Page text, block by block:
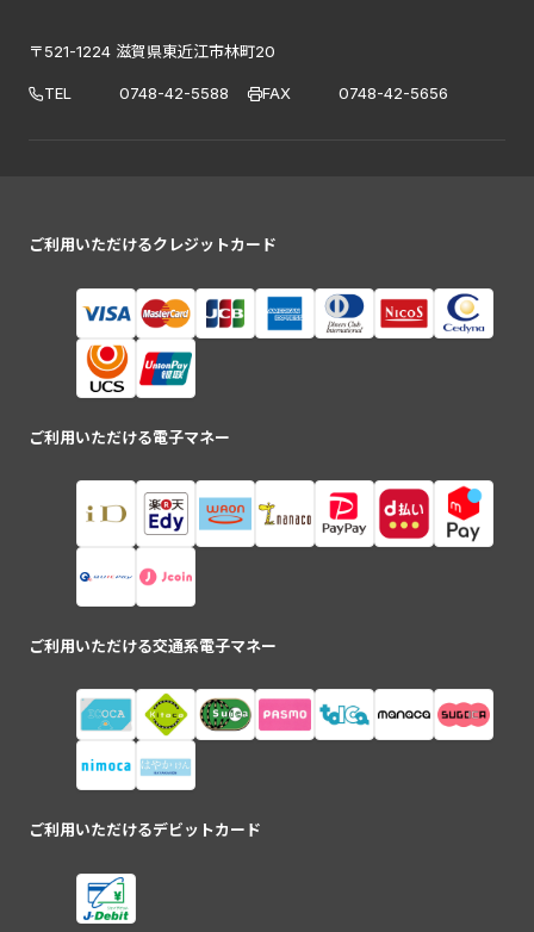
〒521-1224 滋賀県東近江市林町20
TEL 0748-42-5588 FAX 0748-42-5656
ご利用いただけるクレジットカード
ご利用いただける電子マネー
ご利用いただける交通系電子マネー
ご利用いただけるデビットカード